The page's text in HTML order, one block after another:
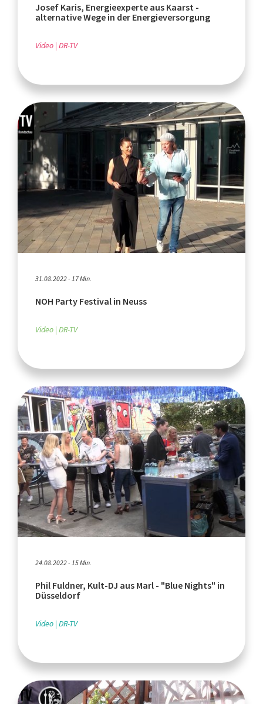
Josef Karis, Energieexperte aus Kaarst -
alternative Wege in der Energieversorgung
Video DR-TV
31.08.2022 - 17 Min.
NOH Party Festival in Neuss
Video DR-TV
24.08.2022 - 15 Min.
Phil Fuldner, Kult-DJ aus Marl - "Blue Nights" in
Düsseldorf
Video DR-TV